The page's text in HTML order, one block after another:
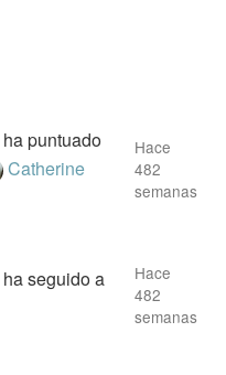
ha puntuado
Catherine
Hace
482
semanas
ha seguido a
Hace
482
semanas